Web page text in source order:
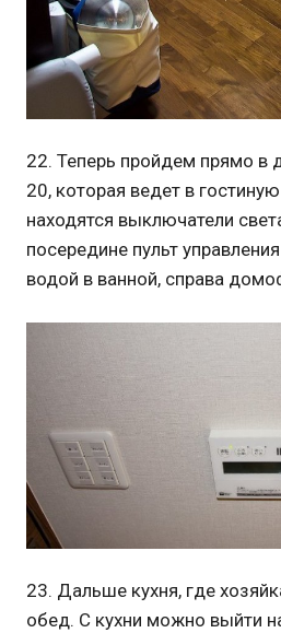
22. Теперь пройдем прямо в
20, которая ведет в
находятся выключатели
посередине пульт
водой в ванной, справа
23. Дальше кухня, где
обед. С кухни можно выйти